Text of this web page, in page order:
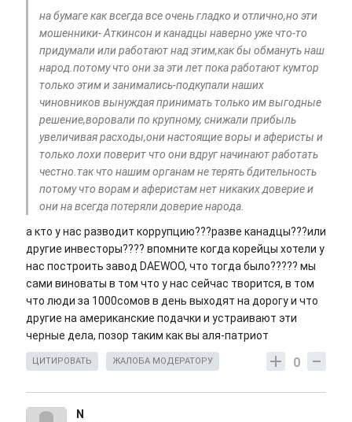
на бумаге как всегда все очень гладко и отлично,но эти
мошенники- Аткинсон и канадцы наверно уже что-то
придумали или работают над этим,как бы обмануть наш
народ.потому что они за эти лет пока работают кумтор
только этим и занимались-подкупали наших
чиновников вынуждая принимать только им выгодные
решение,воровали по крупному, снижали прибыль
увеличивая расходы,они настоящие воры и аферисты и
только лохи поверит что они вдруг начинают работать
честно.так что нашим органам не терять бдительность
потому что ворам и аферистам нет никаких доверие и
они на всегда потеряли доверие народа.
а кто у нас разводит коррупцию???разве канадцы???или
другие инвесторы???? впомните когда корейцы хотели у
нас построить завод DAEWOO, что тогда было????? мы
сами виноваты в том что у нас сейчас творится, в том
что люди за 1000сомов в день выходят на дорогу и что
другие на американские подачки и устраивают эти
черные дела, позор таким как вы аля-патриот
0
ЦИТИРОВАТЬ ЖАЛОБА МОДЕРАТОРУ
N